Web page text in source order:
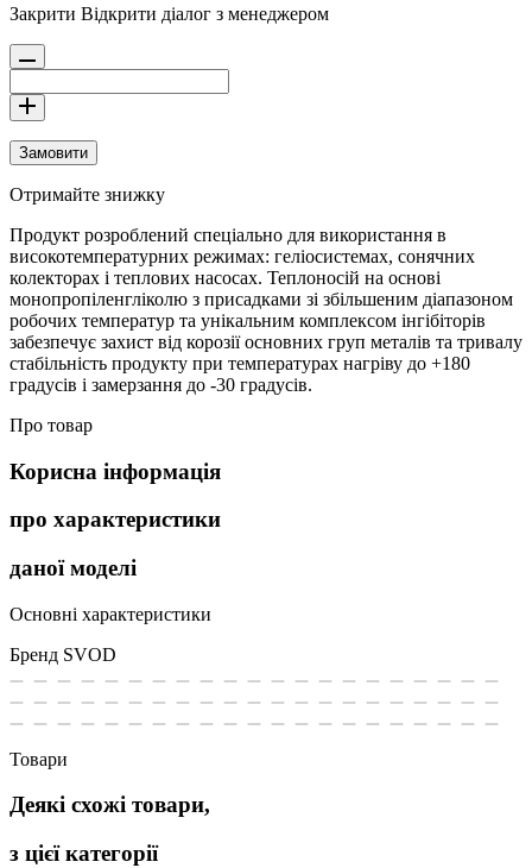
Закрити Відкрити діалог з менеджером
Замовити
Отримайте знижку
Продукт розроблений спеціально для використання в
високотемпературних режимах: геліосистемах, сонячних
колекторах і теплових насосах. Теплоносій на основі
монопропіленгліколю з присадками зі збільшеним діапазоном
робочих температур та унікальним комплексом інгібіторів
забезпечує захист від корозії основних груп металів та тривалу
стабільність продукту при температурах нагріву до +180
градусів і замерзання до -30 градусів.
Про товар
Корисна інформація
про характеристики
даної моделі
Основні характеристики
Бренд SVOD
Товари
Деякі схожі товари,
з цієї категорії